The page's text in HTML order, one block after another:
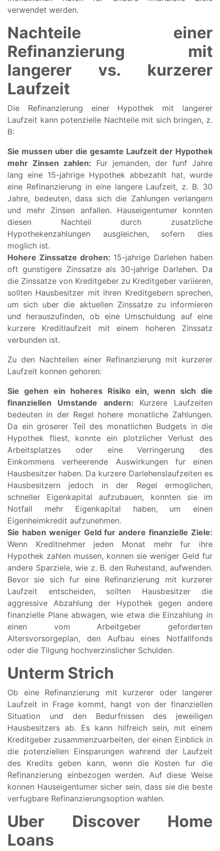
verwendet werden.
Nachteile einer
Refinanzierung mit
langerer vs. kurzerer
Laufzeit
Die Refinanzierung einer Hypothek mit langerer
Laufzeit kann potenzielle Nachteile mit sich bringen, z.
B:
Sie mussen uber die gesamte Laufzeit der Hypothek
mehr Zinsen zahlen: Fur jemanden, der funf Jahre
lang eine 15-jahrige Hypothek abbezahlt hat, wurde
eine Refinanzierung in eine langere Laufzeit, z. B. 30
Jahre, bedeuten, dass sich die Zahlungen verlangern
und mehr Zinsen anfallen. Hauseigentumer konnten
diesen Nachteil durch zusatzliche
Hypothekenzahlungen ausgleichen, sofern dies
moglich ist.
Hohere Zinssatze drohen: 15-jahrige Darlehen haben
oft gunstigere Zinssatze als 30-jahrige Darlehen. Da
die Zinssatze von Kreditgeber zu Kreditgeber variieren,
sollten Hausbesitzer mit ihren Kreditgebern sprechen,
um sich uber die aktuellen Zinssatze zu informieren
und herauszufinden, ob eine Umschuldung auf eine
kurzere Kreditlaufzeit mit einem hoheren Zinssatz
verbunden ist.
Zu den Nachteilen einer Refinanzierung mit kurzerer
Laufzeit konnen gehoren:
Sie gehen ein hoheres Risiko ein, wenn sich die
finanziellen Umstande andern: Kurzere Laufzeiten
bedeuten in der Regel hohere monatliche Zahlungen.
Da ein groserer Teil des monatlichen Budgets in die
Hypothek fliest, konnte ein plotzlicher Verlust des
Arbeitsplatzes oder eine Verringerung des
Einkommens verheerende Auswirkungen fur einen
Hausbesitzer haben. Da kurzere Darlehenslaufzeiten es
Hausbesitzern jedoch in der Regel ermoglichen,
schneller Eigenkapital aufzubauen, konnten sie im
Notfall mehr Eigenkapital haben, um einen
Eigenheimkredit aufzunehmen.
Sie haben weniger Geld fur andere finanzielle Ziele:
Wenn Kreditnehmer jeden Monat mehr fur ihre
Hypothek zahlen mussen, konnen sie weniger Geld fur
andere Sparziele, wie z. B. den Ruhestand, aufwenden.
Bevor sie sich fur eine Refinanzierung mit kurzerer
Laufzeit entscheiden, sollten Hausbesitzer die
aggressive Abzahlung der Hypothek gegen andere
finanzielle Plane abwagen, wie etwa die Einzahlung in
einen vom Arbeitgeber geforderten
Altersvorsorgeplan, den Aufbau eines Notfallfonds
oder die Tilgung hochverzinslicher Schulden.
Unterm Strich
Ob eine Refinanzierung mit kurzerer oder langerer
Laufzeit in Frage kommt, hangt von der finanziellen
Situation und den Bedurfnissen des jeweiligen
Hausbesitzers ab. Es kann hilfreich sein, mit einem
Kreditgeber zusammenzuarbeiten, der einen Einblick in
die potenziellen Einsparungen wahrend der Laufzeit
des Kredits geben kann, wenn die Kosten fur die
Refinanzierung einbezogen werden. Auf diese Weise
konnen Hauseigentumer sicher sein, dass sie die beste
verfugbare Refinanzierungsoption wahlen.
Uber Discover Home
Loans